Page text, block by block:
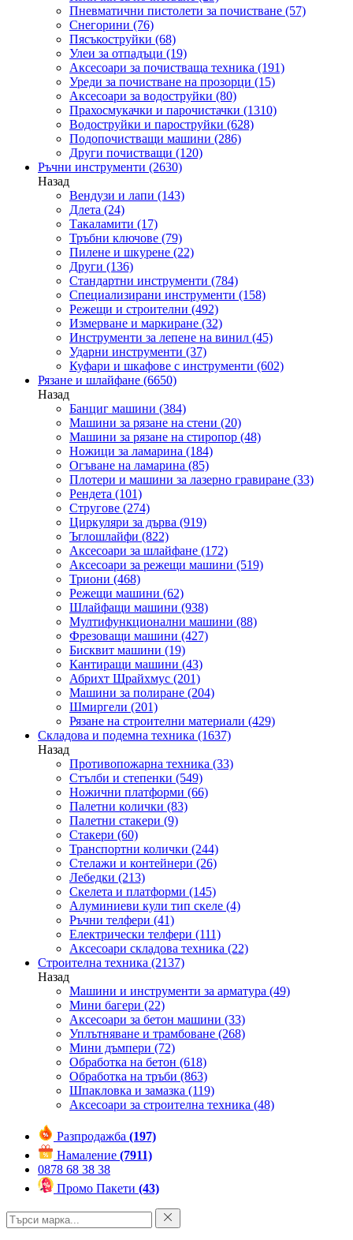
Пневматични пистолети за почистване (57)
Снегорини (76)
Пясъкоструйки (68)
Улеи за отпадъци (19)
Аксесоари за почистваща техника (191)
Уреди за почистване на прозорци (15)
Аксесоари за водоструйки (80)
Прахосмукачки и парочистачки (1310)
Водоструйки и пароструйки (628)
Подопочистващи машини (286)
Други почистващи (120)
Ръчни инструменти (2630)
Назад
Вендузи и лапи (143)
Длета (24)
Такаламити (17)
Тръбни ключове (79)
Пилене и шкурене (22)
Други (136)
Стандартни инструменти (784)
Специализирани инструменти (158)
Режещи и строителни (492)
Измерване и маркиране (32)
Инструменти за лепене на винил (45)
Ударни инструменти (37)
Куфари и шкафове с инструменти (602)
Рязане и шлайфане (6650)
Назад
Банциг машини (384)
Машини за рязане на стени (20)
Машини за рязане на стиропор (48)
Ножици за ламарина (184)
Огъване на ламарина (85)
Плотери и машини за лазерно гравиране (33)
Рендета (101)
Стругове (274)
Циркуляри за дърва (919)
Ъглошлайфи (822)
Аксесоари за шлайфане (172)
Аксесоари за режещи машини (519)
Триони (468)
Режещи машини (62)
Шлайфащи машини (938)
Мултифункционални машини (88)
Фрезоващи машини (427)
Бисквит машини (19)
Кантиращи машини (43)
Абрихт Щрайхмус (201)
Машини за полиране (204)
Шмиргели (201)
Рязане на строителни материали (429)
Складова и подемна техника (1637)
Назад
Противопожарна техника (33)
Стълби и степенки (549)
Ножични платформи (66)
Палетни колички (83)
Палетни стакери (9)
Стакери (60)
Транспортни колички (244)
Стелажи и контейнери (26)
Лебедки (213)
Скелета и платформи (145)
Алуминиеви кули тип скеле (4)
Ръчни телфери (41)
Електрически телфери (111)
Аксесоари складова техника (22)
Строителна техника (2137)
Назад
Машини и инструменти за арматура (49)
Мини багери (22)
Аксесоари за бетон машини (33)
Уплътняване и трамбоване (268)
Мини дъмпери (72)
Обработка на бетон (618)
Обработка на тръби (863)
Шпакловка и замазка (119)
Аксесоари за строителна техника (48)
Разпродажба (197)
Намаление (7911)
0878 68 38 38
Промо Пакети (43)